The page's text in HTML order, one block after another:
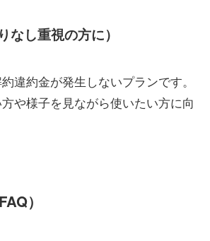
なし重視の方に）
違約金が発生しないプランです。
や様子を見ながら使いたい方に向
）